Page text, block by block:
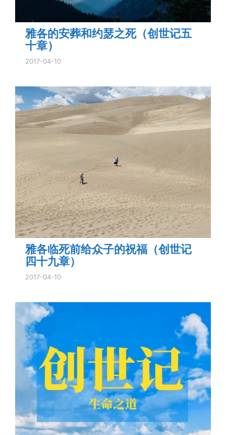
雅各的安葬和约瑟之死（创世记五
十章）
2017-04-10
雅各临死前给众子的祝福（创世记
四十九章）
2017-04-10